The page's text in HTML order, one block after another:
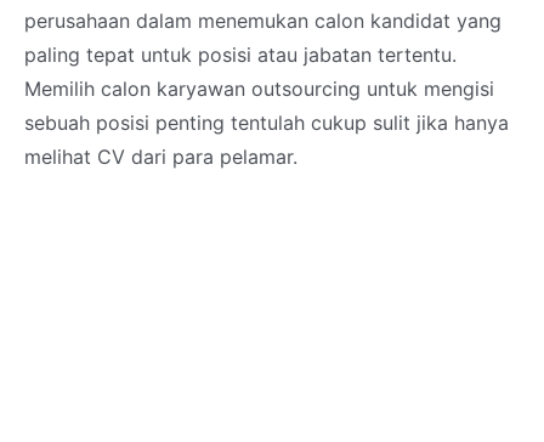
perusahaan dalam menemukan calon kandidat yang
paling tepat untuk posisi atau jabatan tertentu.
Memilih calon karyawan outsourcing untuk mengisi
sebuah posisi penting tentulah cukup sulit jika hanya
melihat CV dari para pelamar.